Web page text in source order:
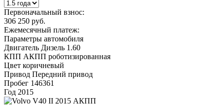
Первоначальный взнос:
306 250 руб.
Ежемесячный платеж:
Параметры автомобиля
Двигатель Дизель 1.60
КПП АКПП роботизированная
Цвет коричневый
Привод Передний привод
Пробег 146361
Год 2015